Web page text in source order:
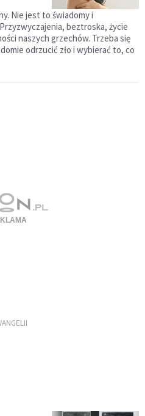
Nie jest to świadomy i
beztroska, życie
naszych grzechów. Trzeba się
odrzucić zło i wybierać to, co